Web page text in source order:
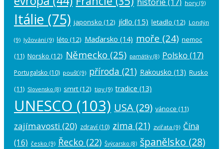
hory (9)
Itálie (75) japonsko (12) jídlo (15) letadlo (12) Londýn
(9) lyžování (9) léto (12) Maďarsko (14) moře (24) nemoc
(11) Norsko (12) Německo (25) památky(8) Polsko (17)
Portugalsko (10) poušť(9) příroda (21) Rakousko (13) Rusko
(11) Slovensko (8) smrt(12) tipy (9) tradice (13)
UNESCO (103) USA (29) vánoce (11)
zajímavosti (20) zdraví (10) zima (21) zvířata (9) Čína
(16) česko (9) Řecko (22) Švýcarsko (8) španělsko (28)